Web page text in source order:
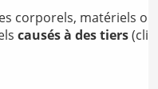
corporels, matériels ou
causés à des tiers